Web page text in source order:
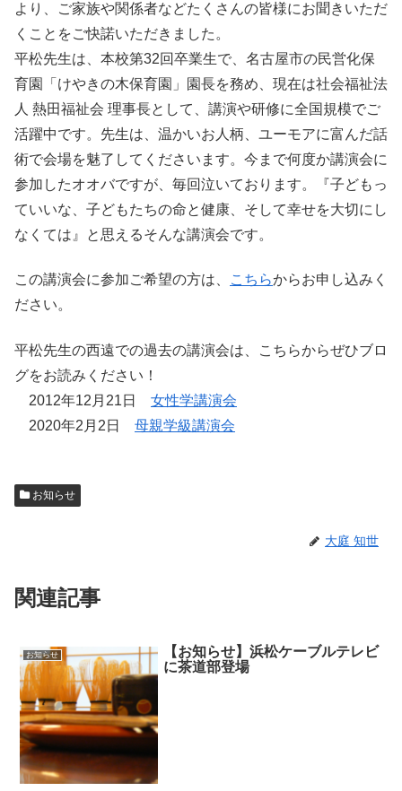
より、ご家族や関係者などたくさんの皆様にお聞きいただ
くことをご快諾いただきました。
平松先生は、本校第32回卒業生で、名古屋市の民営化保
育園「けやきの木保育園」園長を務め、現在は社会福祉法
人 熱田福祉会 理事長として、講演や研修に全国規模でご
活躍中です。先生は、温かいお人柄、ユーモアに富んだ話
術で会場を魅了してくださいます。今まで何度か講演会に
参加したオオバですが、毎回泣いております。『子どもっ
ていいな、子どもたちの命と健康、そして幸せを大切にし
なくては』と思えるそんな講演会です。
この講演会に参加ご希望の方は、 こちらからお申し込みく
ださい。
平松先生の西遠での過去の講演会は、こちらからぜひブロ
グをお読みください！
2012年12月21日 女性学講演会
2020年2月2日 母親学級講演会
お知らせ
大庭 知世
関連記事
お知らせ
【お知らせ】浜松ケーブルテレビ
に茶道部登場